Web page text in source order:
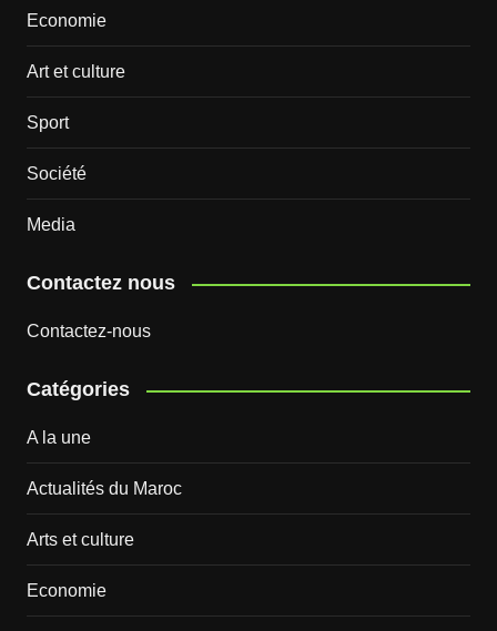
Economie
Art et culture
Sport
Société
Media
Contactez nous
Contactez-nous
Catégories
A la une
Actualités du Maroc
Arts et culture
Economie